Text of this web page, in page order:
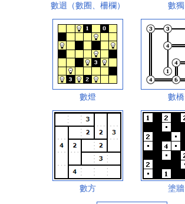
數迴（數圈、柵欄） 數獨
數燈 數橋
數方 塗牆